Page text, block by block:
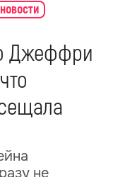
новости
Джеффри
не